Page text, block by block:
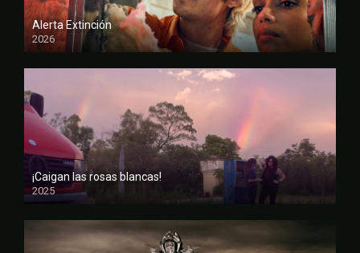
Alerta Extinción
2026
CAM
¡Caigan las rosas blancas!
2025
FULL HD